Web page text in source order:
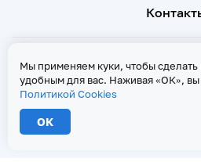
При копировании текстов ссылка на
Свидетельство о регистрации
сентября
Мы применяем куки, чтобы сделать
удобным для вас. Наживая «ОК», вы
Политикой Cookies
ОК